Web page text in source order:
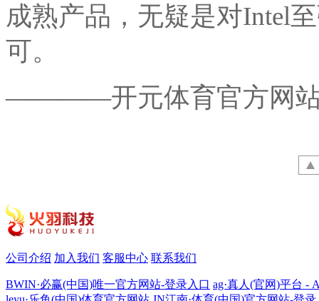
成熟产品，无疑是对Intel
可。
————开元体育官方网
公司介绍 加入我们 客服中心 联系我们
BWIN·必赢(中国)唯一官方网站-登录入口 ag·真人(官网)平台 -